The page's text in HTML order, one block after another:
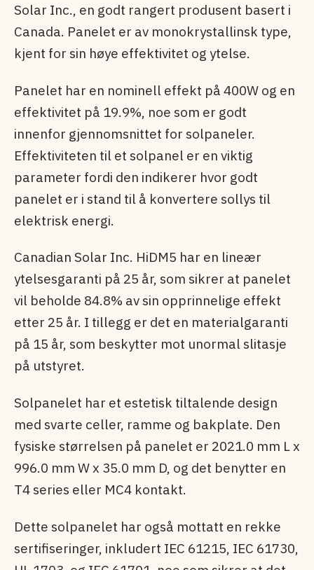
Solar Inc., en godt rangert produsent basert i
Canada. Panelet er av monokrystallinsk type,
kjent for sin høye effektivitet og ytelse.
Panelet har en nominell effekt på 400W og en
effektivitet på 19.9%, noe som er godt
innenfor gjennomsnittet for solpaneler.
Effektiviteten til et solpanel er en viktig
parameter fordi den indikerer hvor godt
panelet er i stand til å konvertere sollys til
elektrisk energi.
Canadian Solar Inc. HiDM5 har en lineær
ytelsesgaranti på 25 år, som sikrer at panelet
vil beholde 84.8% av sin opprinnelige effekt
etter 25 år. I tillegg er det en materialgaranti
på 15 år, som beskytter mot unormal slitasje
på utstyret.
Solpanelet har et estetisk tiltalende design
med svarte celler, ramme og bakplate. Den
fysiske størrelsen på panelet er 2021.0 mm L x
996.0 mm W x 35.0 mm D, og det benytter en
T4 series eller MC4 kontakt.
Dette solpanelet har også mottatt en rekke
sertifiseringer, inkludert IEC 61215, IEC 61730,